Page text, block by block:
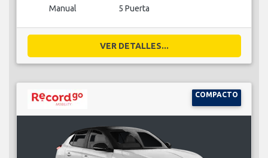
Manual 5 Puerta
VER DETALLES...
COMPACTO